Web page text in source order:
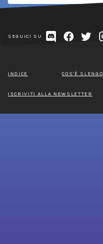
SEGUICI SU
INDICE COS'È SLENGO
ISCRIVITI ALLA NEWSLETTER